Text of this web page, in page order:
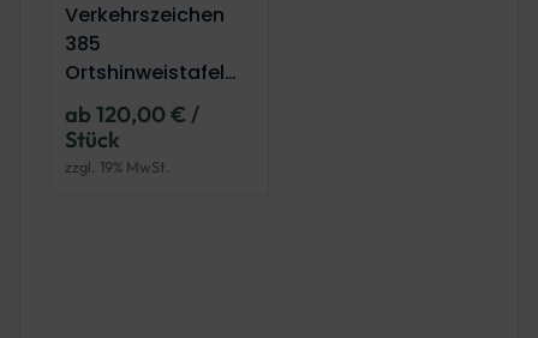
Verkehrszeichen
385
Ortshinweistafel
(doppelseitig)
ab 120,00 € /
Stück
zzgl. 19% MwSt.